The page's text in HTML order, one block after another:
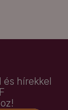
és hírekkel